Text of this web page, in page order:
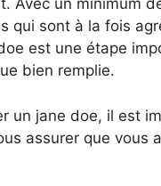
Avec un minimum
qui sont à la fois
est une étape
bien remplie.
un jane doe, il est
assurer que vous